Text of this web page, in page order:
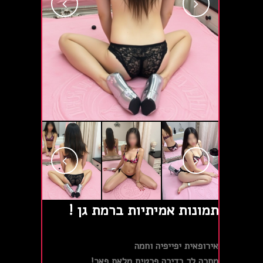
תמונות אמיתיות ברמת גן !
אירופאית יפייפיה וחמה